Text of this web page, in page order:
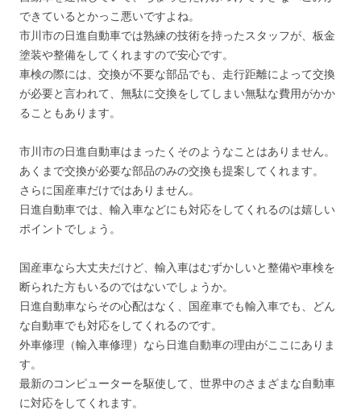
できているとかっこ悪いですよね。
市川市の日進自動車では熟練の技術を持ったスタッフが、板金
塗装や整備をしてくれますので安心です。
車検の際には、交換が不要な部品でも、走行距離によって交換
が必要と言われて、無駄に交換をしてしまい無駄な費用がかか
ることもあります。
市川市の日進自動車はまったくそのようなことはありません。
あくまで交換が必要な部品のみの交換も提案してくれます。
さらに国産車だけではありません。
日進自動車では、輸入車などにも対応をしてくれるのは嬉しい
ポイントでしょう。
国産車なら大丈夫だけど、輸入車はむずかしいと整備や車検を
断られた方もいるのではないでしょうか。
日進自動車ならその心配はなく、国産車でも輸入車でも、どん
な自動車でも対応をしてくれるのです。
外車修理（輸入車修理）なら日進自動車の理由がここにありま
す。
最新のコンピューターを駆使して、世界中のさまざまな自動車
に対応をしてくれます。